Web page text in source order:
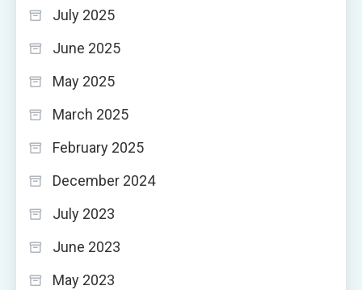
July 2025
June 2025
May 2025
March 2025
February 2025
December 2024
July 2023
June 2023
May 2023